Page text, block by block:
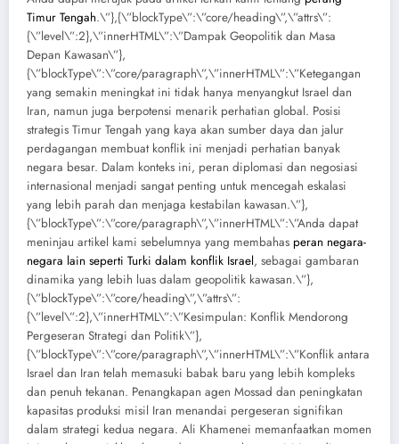
Timur Tengah.\”},{\”blockType\”:\”core/heading\”,\”attrs\”:
{\”level\”:2},\”innerHTML\”:\”Dampak Geopolitik dan Masa
Depan Kawasan\”},
{\”blockType\”:\”core/paragraph\”,\”innerHTML\”:\”Ketegangan
yang semakin meningkat ini tidak hanya menyangkut Israel dan
Iran, namun juga berpotensi menarik perhatian global. Posisi
strategis Timur Tengah yang kaya akan sumber daya dan jalur
perdagangan membuat konflik ini menjadi perhatian banyak
negara besar. Dalam konteks ini, peran diplomasi dan negosiasi
internasional menjadi sangat penting untuk mencegah eskalasi
yang lebih parah dan menjaga kestabilan kawasan.\”},
{\”blockType\”:\”core/paragraph\”,\”innerHTML\”:\”Anda dapat
meninjau artikel kami sebelumnya yang membahas peran negara-
negara lain seperti Turki dalam konflik Israel, sebagai gambaran
dinamika yang lebih luas dalam geopolitik kawasan.\”},
{\”blockType\”:\”core/heading\”,\”attrs\”:
{\”level\”:2},\”innerHTML\”:\”Kesimpulan: Konflik Mendorong
Pergeseran Strategi dan Politik\”},
{\”blockType\”:\”core/paragraph\”,\”innerHTML\”:\”Konflik antara
Israel dan Iran telah memasuki babak baru yang lebih kompleks
dan penuh tekanan. Penangkapan agen Mossad dan peningkatan
kapasitas produksi misil Iran menandai pergeseran signifikan
dalam strategi kedua negara. Ali Khamenei memanfaatkan momen